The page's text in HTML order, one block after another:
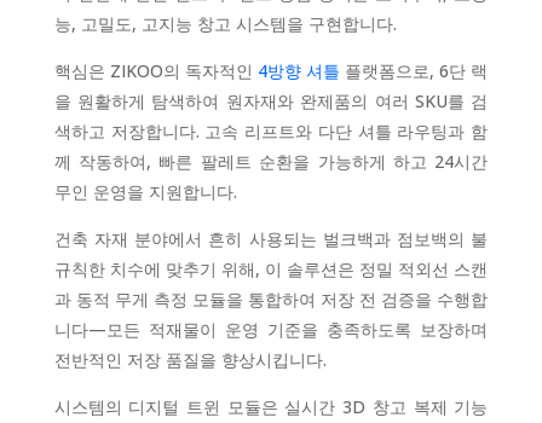
능, 고밀도, 고지능 창고 시스템을 구현합니다.
핵심은 ZIKOO의 독자적인 4방향 셔틀 플랫폼으로, 6단 랙
을 원활하게 탐색하여 원자재와 완제품의 여러 SKU를 검
색하고 저장합니다. 고속 리프트와 다단 셔틀 라우팅과 함
께 작동하여, 빠른 팔레트 순환을 가능하게 하고 24시간
무인 운영을 지원합니다.
건축 자재 분야에서 흔히 사용되는 벌크백과 점보백의 불
규칙한 치수에 맞추기 위해, 이 솔루션은 정밀 적외선 스캔
과 동적 무게 측정 모듈을 통합하여 저장 전 검증을 수행합
니다—모든 적재물이 운영 기준을 충족하도록 보장하며
전반적인 저장 품질을 향상시킵니다.
시스템의 디지털 트윈 모듈은 실시간 3D 창고 복제 기능